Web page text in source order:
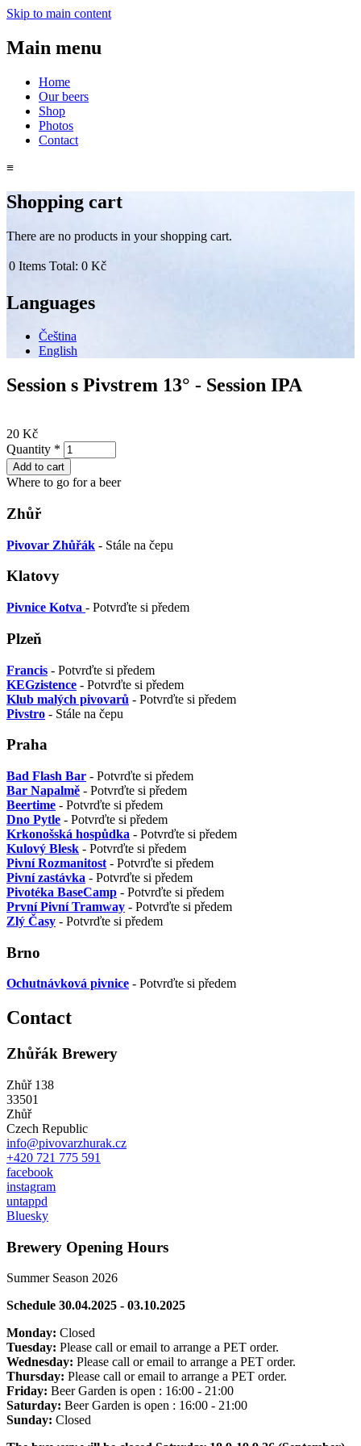
Skip to main content
Main menu
Home
Our beers
Shop
Photos
Contact
≡
Shopping cart
There are no products in your shopping cart.
0 Items Total: 0 Kč
Languages
Čeština
English
Session s Pivstrem 13° - Session IPA
20 Kč
Quantity *
Where to go for a beer
Zhůř
Pivovar Zhůřák - Stále na čepu
Klatovy
Pivnice Kotva - Potvrďte si předem
Plzeň
Francis - Potvrďte si předem
KEGzistence - Potvrďte si předem
Klub malých pivovarů - Potvrďte si předem
Pivstro - Stále na čepu
Praha
Bad Flash Bar - Potvrďte si předem
Bar Napalmě - Potvrďte si předem
Beertime - Potvrďte si předem
Dno Pytle - Potvrďte si předem
Krkonošská hospůdka - Potvrďte si předem
Kulový Blesk - Potvrďte si předem
Pivní Rozmanitost - Potvrďte si předem
Pivní zastávka - Potvrďte si předem
Pivotéka BaseCamp - Potvrďte si předem
První Pivní Tramway - Potvrďte si předem
Zlý Časy - Potvrďte si předem
Brno
Ochutnávková pivnice - Potvrďte si předem
Contact
Zhůřák Brewery
Zhůř 138
33501
Zhůř
Czech Republic
info@pivovarzhurak.cz
+420 721 775 591
facebook
instagram
untappd
Bluesky
Brewery Opening Hours
Summer Season 2026
Schedule 30.04.2025 - 03.10.2025
Monday: Closed
Tuesday: Please call or email to arrange a PET order.
Wednesday: Please call or email to arrange a PET order.
Thursday: Please call or email to arrange a PET order.
Friday: Beer Garden is open : 16:00 - 21:00
Saturday: Beer Garden is open : 16:00 - 21:00
Sunday: Closed